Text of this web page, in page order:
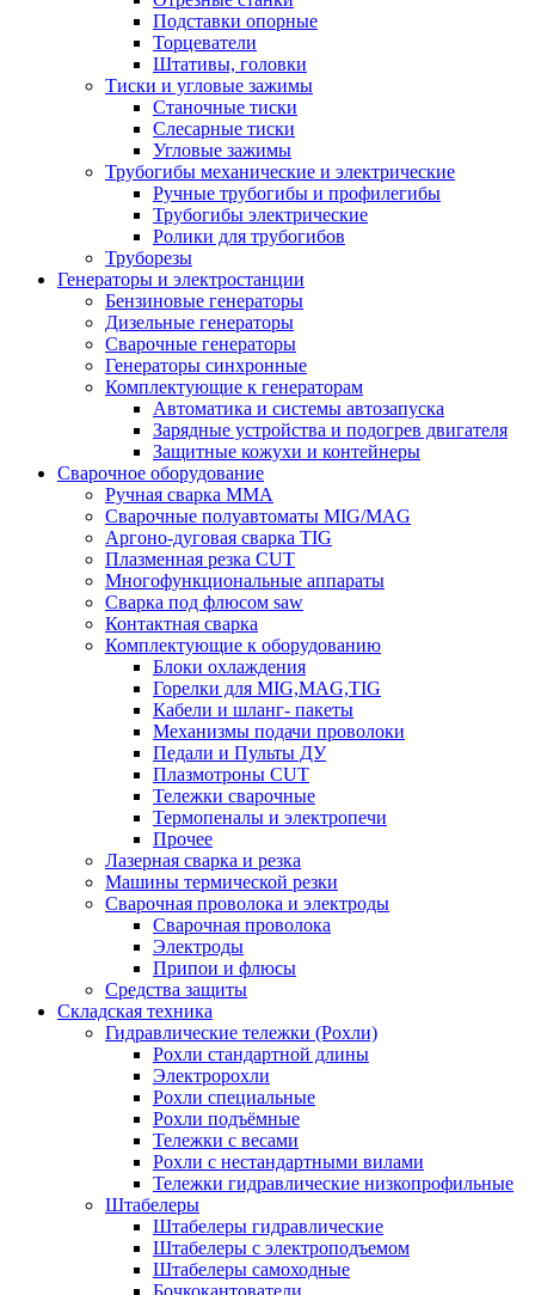
Подставки опорные
Торцеватели
Штативы, головки
Тиски и угловые зажимы
Станочные тиски
Слесарные тиски
Угловые зажимы
Трубогибы механические и электрические
Ручные трубогибы и профилегибы
Трубогибы электрические
Ролики для трубогибов
Труборезы
Генераторы и электростанции
Бензиновые генераторы
Дизельные генераторы
Сварочные генераторы
Генераторы синхронные
Комплектующие к генераторам
Автоматика и системы автозапуска
Зарядные устройства и подогрев двигателя
Защитные кожухи и контейнеры
Сварочное оборудование
Ручная сварка MMA
Сварочные полуавтоматы MIG/MAG
Аргоно-дуговая сварка TIG
Плазменная резка CUT
Многофункциональные аппараты
Сварка под флюсом saw
Контактная сварка
Комплектующие к оборудованию
Блоки охлаждения
Горелки для MIG,MAG,TIG
Кабели и шланг- пакеты
Механизмы подачи проволоки
Педали и Пульты ДУ
Плазмотроны CUT
Тележки сварочные
Термопеналы и электропечи
Прочее
Лазерная сварка и резка
Машины термической резки
Сварочная проволока и электроды
Сварочная проволока
Электроды
Припои и флюсы
Средства защиты
Складская техника
Гидравлические тележки (Рохли)
Рохли стандартной длины
Электророхли
Рохли специальные
Рохли подъёмные
Тележки с весами
Рохли с нестандартными вилами
Тележки гидравлические низкопрофильные
Штабелеры
Штабелеры гидравлические
Штабелеры с электроподъемом
Штабелеры самоходные
Бочкокантователи